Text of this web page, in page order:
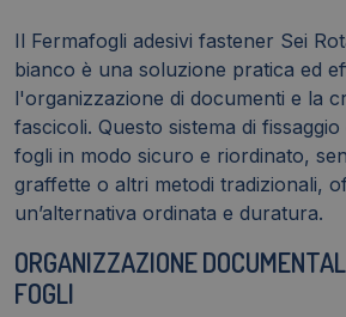
Il Fermafogli adesivi fastener Sei
bianco è una soluzione pratica ed
l'organizzazione di documenti e la
fascicoli. Questo sistema di
fogli in modo sicuro e riordinato,
graffette o altri metodi tradizionali,
un’alternativa ordinata e duratura.
ORGANIZZAZIONE
FOGLI